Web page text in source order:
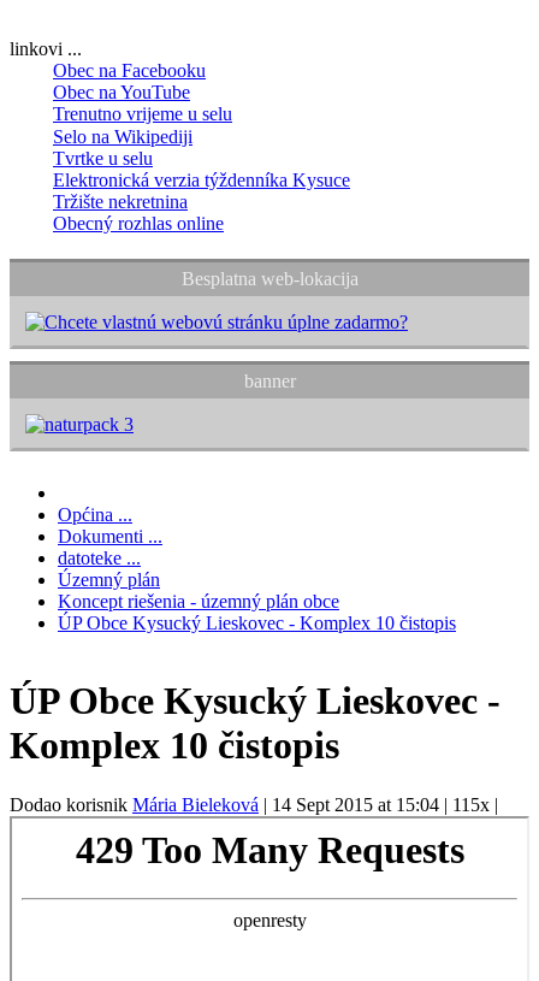
linkovi ...
Obec na Facebooku
Obec na YouTube
Trenutno vrijeme u selu
Selo na Wikipediji
Tvrtke u selu
Elektronická verzia týždenníka Kysuce
Tržište nekretnina
Obecný rozhlas online
Besplatna web-lokacija
banner
Općina ...
Dokumenti ...
datoteke ...
Územný plán
Koncept riešenia - územný plán obce
ÚP Obce Kysucký Lieskovec - Komplex 10 čistopis
ÚP Obce Kysucký Lieskovec -
Komplex 10 čistopis
Dodao korisnik Mária Bieleková | 14 Sept 2015 at 15:04 | 115x |